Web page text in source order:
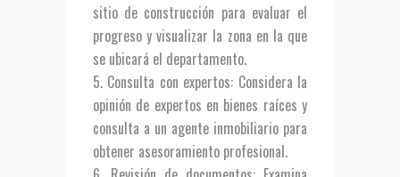
sitio de construcción para evaluar el
progreso y visualizar la zona en la que
se ubicará el departamento.
Consulta con expertos: Considera la
opinión de expertos en bienes raíces y
consulta a un agente inmobiliario para
obtener asesoramiento profesional.